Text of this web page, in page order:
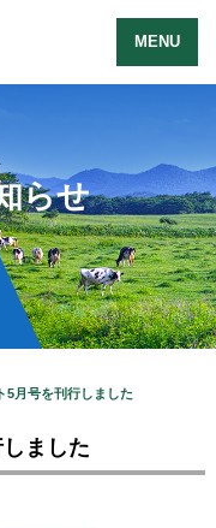
MENU
らせ
5月号を刊行しました
ました